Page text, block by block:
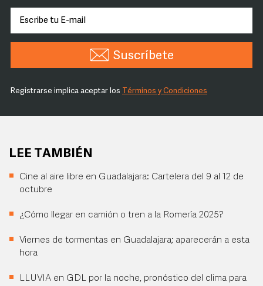
Suscríbete
Registrarse implica aceptar los Términos y Condiciones
LEE TAMBIÉN
Cine al aire libre en Guadalajara: Cartelera del 9 al 12 de
octubre
¿Cómo llegar en camión o tren a la Romería 2025?
Viernes de tormentas en Guadalajara; aparecerán a esta
hora
LLUVIA en GDL por la noche, pronóstico del clima para